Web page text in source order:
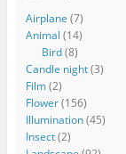
Airplane (7)
Animal (14)
Bird(8)
Candle night(3)
Film(2)
Flower(156)
Illumination(45)
Insect(2)